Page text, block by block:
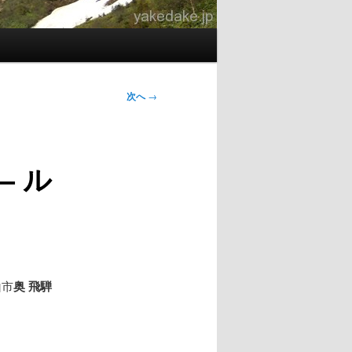
次へ→
ル
奥飛騨